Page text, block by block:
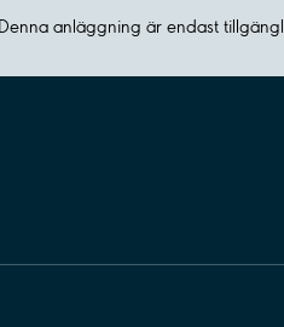
Denna anläggning är endast